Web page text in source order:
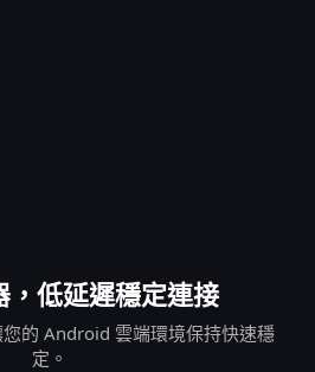
，低延遲穩定連接
的 Android 雲端環境保持快速穩
定。